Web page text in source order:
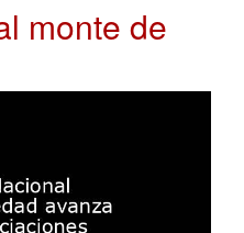
monte de